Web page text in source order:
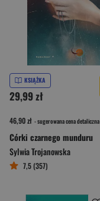
KSIĄŻKA
29,99 zł
46,90 zł - sugerowana cena detaliczna
Córki czarnego munduru
Sylwia Trojanowska
7,5 (357)